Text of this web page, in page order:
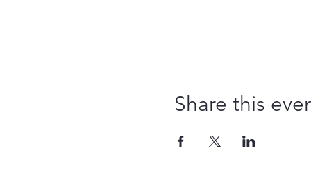
Share this